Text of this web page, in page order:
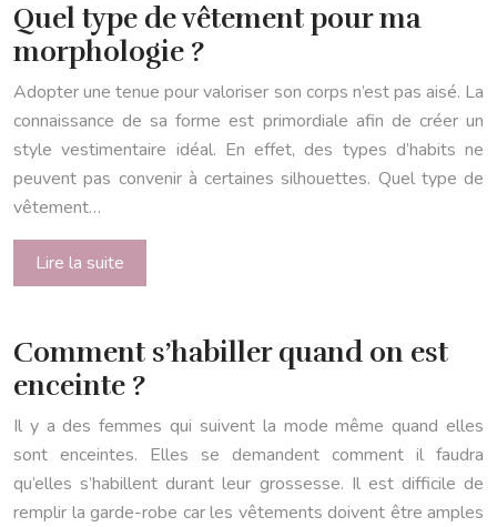
Quel type de vêtement pour ma
morphologie ?
Adopter une tenue pour valoriser son corps n’est pas aisé. La
connaissance de sa forme est primordiale afin de créer un
style vestimentaire idéal. En effet, des types d’habits ne
peuvent pas convenir à certaines silhouettes. Quel type de
vêtement…
Lire la suite
Comment s’habiller quand on est
enceinte ?
Il y a des femmes qui suivent la mode même quand elles
sont enceintes. Elles se demandent comment il faudra
qu’elles s’habillent durant leur grossesse. Il est difficile de
remplir la garde-robe car les vêtements doivent être amples